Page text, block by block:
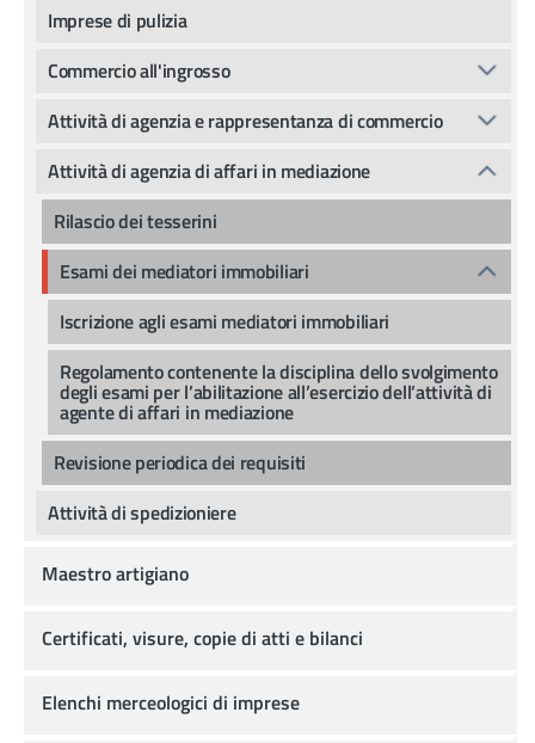
Imprese di pulizia
Commercio all'ingrosso
Attività di agenzia e rappresentanza di commercio
Attività di agenzia di affari in mediazione
Rilascio dei tesserini
Esami dei mediatori immobiliari
Iscrizione agli esami mediatori immobiliari
Regolamento contenente la disciplina dello svolgimento
degli esami per l’abilitazione all’esercizio dell’attività di
agente di affari in mediazione
Revisione periodica dei requisiti
Attività di spedizioniere
Maestro artigiano
Certificati, visure, copie di atti e bilanci
Elenchi merceologici di imprese